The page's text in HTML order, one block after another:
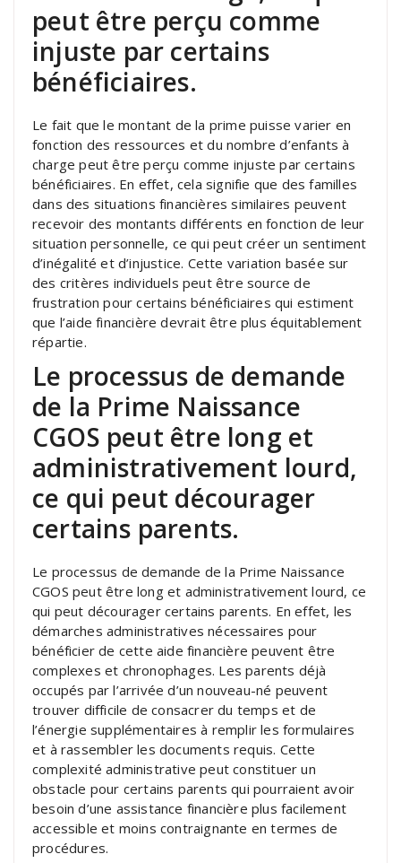
peut être perçu comme
injuste par certains
bénéficiaires.
Le fait que le montant de la prime puisse varier en
fonction des ressources et du nombre d’enfants à
charge peut être perçu comme injuste par certains
bénéficiaires. En effet, cela signifie que des familles
dans des situations financières similaires peuvent
recevoir des montants différents en fonction de leur
situation personnelle, ce qui peut créer un sentiment
d’inégalité et d’injustice. Cette variation basée sur
des critères individuels peut être source de
frustration pour certains bénéficiaires qui estiment
que l’aide financière devrait être plus équitablement
répartie.
Le processus de demande
de la Prime Naissance
CGOS peut être long et
administrativement lourd,
ce qui peut décourager
certains parents.
Le processus de demande de la Prime Naissance
CGOS peut être long et administrativement lourd, ce
qui peut décourager certains parents. En effet, les
démarches administratives nécessaires pour
bénéficier de cette aide financière peuvent être
complexes et chronophages. Les parents déjà
occupés par l’arrivée d’un nouveau-né peuvent
trouver difficile de consacrer du temps et de
l’énergie supplémentaires à remplir les formulaires
et à rassembler les documents requis. Cette
complexité administrative peut constituer un
obstacle pour certains parents qui pourraient avoir
besoin d’une assistance financière plus facilement
accessible et moins contraignante en termes de
procédures.